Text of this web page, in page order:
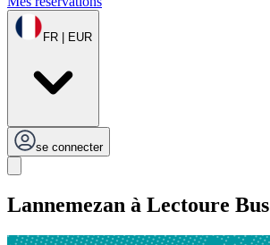
FR | EUR
se connecter
Lannemezan à Lectoure Bus